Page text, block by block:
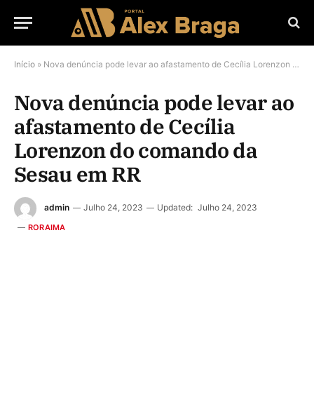
Início » Nova denúncia pode levar ao afastamento de Cecília Lorenzon do comando da Sesau em RR
Nova denúncia pode levar ao
afastamento de Cecília
Lorenzon do comando da
Sesau em RR
admin Julho 24, 2023 Updated: Julho 24, 2023
RORAIMA